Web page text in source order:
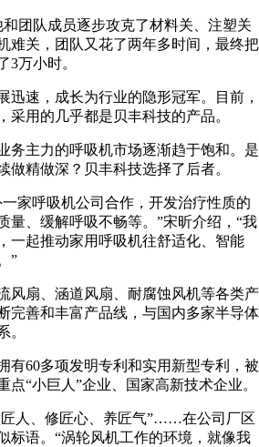
团队成员逐步攻克了材料关、注塑关
难关，团队又花了两年多时间，最终把
3万小时。
迅速，成长为行业的隐形冠军。目前，
采用的几乎都是贝丰科技的产品。
务主力的呼吸机市场逐渐趋于饱和。是
做精做深？贝丰科技选择了后者。
家呼吸机公司合作，开发治疗性质的
量、缓解呼吸不畅等。”宋昕介绍，“我
一起推动家用呼吸机往舒适化、智能
”
风扇、涵道风扇、耐腐蚀风机等各类产
完善和丰富产品线，与国内多家半导体
。
有60多项发明专利和实用新型专利，被
点“小巨人”企业、国家高新技术企业。
匠人、修匠心、养匠气”……在公司厂区
标语。“涡轮风机工作的环境，就像我